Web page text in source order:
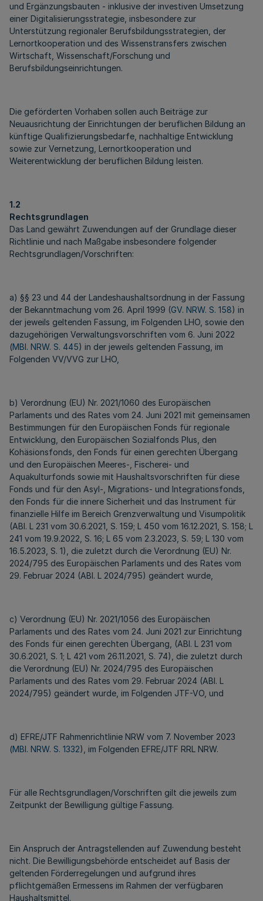
und Ergänzungsbauten - inklusive der investiven Umsetzung
einer Digitalisierungsstrategie, insbesondere zur
Unterstützung regionaler Berufsbildungsstrategien, der
Lernortkooperation und des Wissenstransfers zwischen
Wirtschaft, Wissenschaft/Forschung und
Berufsbildungseinrichtungen.
Die geförderten Vorhaben sollen auch Beiträge zur
Neuausrichtung der Einrichtungen der beruflichen Bildung an
künftige Qualifizierungsbedarfe, nachhaltige Entwicklung
sowie zur Vernetzung, Lernortkooperation und
Weiterentwicklung der beruflichen Bildung leisten.
1.2
Rechtsgrundlagen
Das Land gewährt Zuwendungen auf der Grundlage dieser
Richtlinie und nach Maßgabe insbesondere folgender
Rechtsgrundlagen/Vorschriften:
a) §§ 23 und 44 der Landeshaushaltsordnung in der Fassung
der Bekanntmachung vom 26. April 1999 (GV. NRW. S. 158) in
der jeweils geltenden Fassung, im Folgenden LHO, sowie den
dazugehörigen Verwaltungsvorschriften vom 6. Juni 2022
(MBl. NRW. S. 445) in der jeweils geltenden Fassung, im
Folgenden VV/VVG zur LHO,
b) Verordnung (EU) Nr. 2021/1060 des Europäischen
Parlaments und des Rates vom 24. Juni 2021 mit gemeinsamen
Bestimmungen für den Europäischen Fonds für regionale
Entwicklung, den Europäischen Sozialfonds Plus, den
Kohäsionsfonds, den Fonds für einen gerechten Übergang
und den Europäischen Meeres-, Fischerei- und
Aquakulturfonds sowie mit Haushaltsvorschriften für diese
Fonds und für den Asyl-, Migrations- und Integrationsfonds,
den Fonds für die innere Sicherheit und das Instrument für
finanzielle Hilfe im Bereich Grenzverwaltung und Visumpolitik
(ABl. L 231 vom 30.6.2021, S. 159; L 450 vom 16.12.2021, S. 158; L
241 vom 19.9.2022, S. 16; L 65 vom 2.3.2023, S. 59; L 130 vom
16.5.2023, S. 1), die zuletzt durch die Verordnung (EU) Nr.
2024/795 des Europäischen Parlaments und des Rates vom
29. Februar 2024 (ABl. L 2024/795) geändert wurde,
c) Verordnung (EU) Nr. 2021/1056 des Europäischen
Parlaments und des Rates vom 24. Juni 2021 zur Einrichtung
des Fonds für einen gerechten Übergang, (ABl. L 231 vom
30.6.2021, S. 1; L 421 vom 26.11.2021, S. 74), die zuletzt durch
die Verordnung (EU) Nr. 2024/795 des Europäischen
Parlaments und des Rates vom 29. Februar 2024 (ABl. L
2024/795) geändert wurde, im Folgenden JTF-VO, und
d) EFRE/JTF Rahmenrichtlinie NRW vom 7. November 2023
(MBl. NRW. S. 1332), im Folgenden EFRE/JTF RRL NRW.
Für alle Rechtsgrundlagen/Vorschriften gilt die jeweils zum
Zeitpunkt der Bewilligung gültige Fassung.
Ein Anspruch der Antragstellenden auf Zuwendung besteht
nicht. Die Bewilligungsbehörde entscheidet auf Basis der
geltenden Förderregelungen und aufgrund ihres
pflichtgemäßen Ermessens im Rahmen der verfügbaren
Haushaltsmittel.